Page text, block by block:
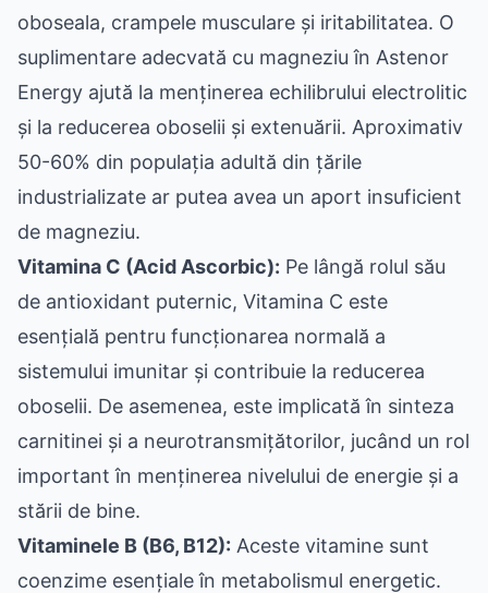
oboseala, crampele musculare și iritabilitatea. O
suplimentare adecvată cu magneziu în Astenor
Energy ajută la menținerea echilibrului electrolitic
și la reducerea oboselii și extenuării. Aproximativ
50-60% din populația adultă din țările
industrializate ar putea avea un aport insuficient
de magneziu.
Vitamina C (Acid Ascorbic): Pe lângă rolul său
de antioxidant puternic, Vitamina C este
esențială pentru funcționarea normală a
sistemului imunitar și contribuie la reducerea
oboselii. De asemenea, este implicată în sinteza
carnitinei și a neurotransmițătorilor, jucând un rol
important în menținerea nivelului de energie și a
stării de bine.
Vitaminele B (B6, B12): Aceste vitamine sunt
coenzime esențiale în metabolismul energetic.